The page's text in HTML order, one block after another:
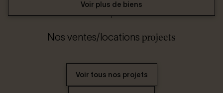
Voir plus de biens
Nos ventes/locations projects
Voir tous nos projets